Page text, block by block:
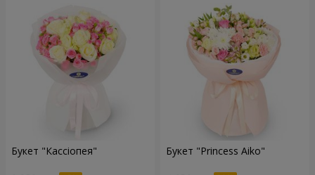
Букет "Кассіопея" Букет "Princess Aiko"